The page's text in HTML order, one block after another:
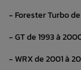
- Forester Turbo
- GT de 1993 à
- WRX de 2001 à